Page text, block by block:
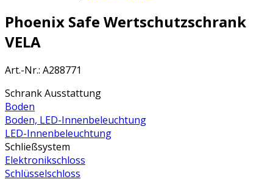
Phoenix Safe Wertschutzschrank
VELA
Art.-Nr.: A288771
Schrank Ausstattung
Boden
Boden, LED-Innenbeleuchtung
LED-Innenbeleuchtung
Schließsystem
Elektronikschloss
Schlüsselschloss